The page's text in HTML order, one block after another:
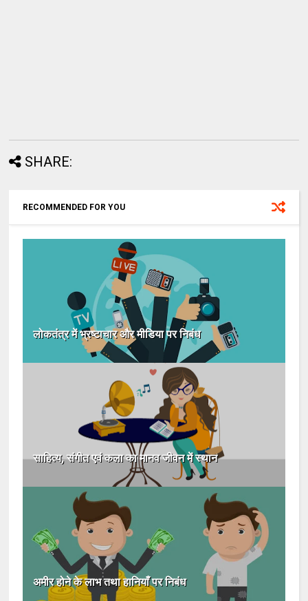
SHARE:
RECOMMENDED FOR YOU
लोकतंत्र में भ्रष्टाचार और मीडिया पर निबंध
साहित्य, संगीत एवं कला का मानव जीवन में स्थान
अमीर होने के लाभ तथा हानियाँ पर निबंध